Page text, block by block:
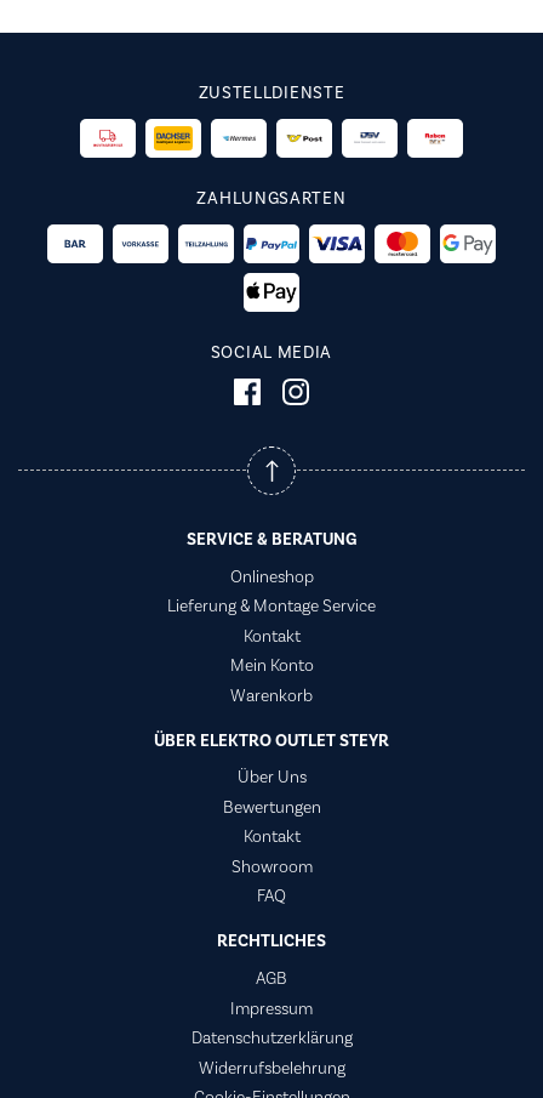
ZUSTELLDIENSTE
ZAHLUNGSARTEN
SOCIAL MEDIA
SERVICE & BERATUNG
Onlineshop
Lieferung & Montage Service
Kontakt
Mein Konto
Warenkorb
ÜBER ELEKTRO OUTLET STEYR
Über Uns
Bewertungen
Kontakt
Showroom
FAQ
RECHTLICHES
AGB
Impressum
Datenschutzerklärung
Widerrufsbelehrung